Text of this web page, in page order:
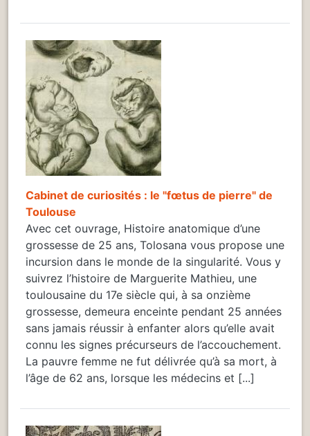
Cabinet de curiosités : le "fœtus de pierre" de
Toulouse
Avec cet ouvrage, Histoire anatomique d’une
grossesse de 25 ans, Tolosana vous propose une
incursion dans le monde de la singularité. Vous y
suivrez l’histoire de Marguerite Mathieu, une
toulousaine du 17e siècle qui, à sa onzième
grossesse, demeura enceinte pendant 25 années
sans jamais réussir à enfanter alors qu’elle avait
connu les signes précurseurs de l’accouchement.
La pauvre femme ne fut délivrée qu’à sa mort, à
l’âge de 62 ans, lorsque les médecins et [...]